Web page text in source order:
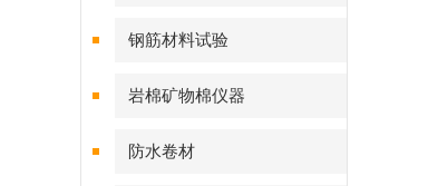
钢筋材料试验
岩棉矿物棉仪器
防水卷材